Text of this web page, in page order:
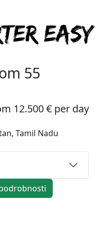
55
12.500 € per day
Tamil Nadu